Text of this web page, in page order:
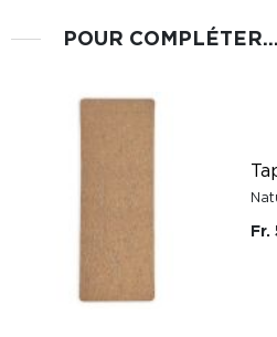
POUR COMPLÉTER...
Fr.